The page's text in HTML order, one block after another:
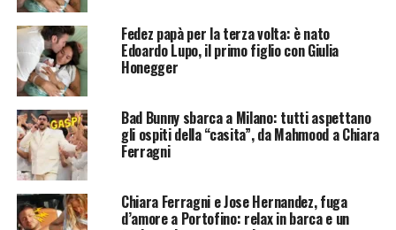
Fedez papà per la terza volta: è nato
Edoardo Lupo, il primo figlio con Giulia
Honegger
Bad Bunny sbarca a Milano: tutti aspettano
gli ospiti della “casita”, da Mahmood a Chiara
Ferragni
Chiara Ferragni e Jose Hernandez, fuga
d’amore a Portofino: relax in barca e un